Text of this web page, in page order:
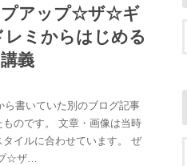
プアップ☆ザ☆ギ
レミからはじめる
義
ら書いていた別のブログ記事
のです。 文章・画像は当時
イルに合わせています。 ぜ
☆ザ…